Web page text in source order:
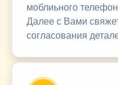
моблиьного
Далее с Вами
согласования